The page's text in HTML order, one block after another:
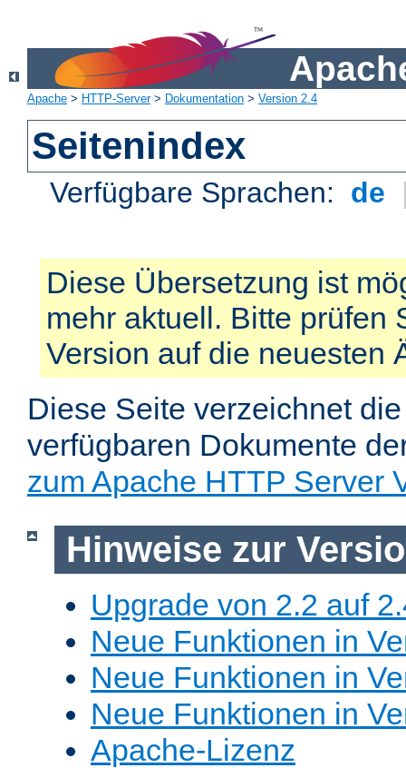
Apache > HTTP-Server> Dokumentation > Version 2.4
Seitenindex
Verfügbare Sprachen: de
Diese Übersetzung ist
mehr aktuell. Bitte prüfen
Version auf die neuesten
Diese Seite verzeichnet
verfügbaren Dokumente
zum Apache HTTP Server
Hinweise zur
Upgrade von 2.2 auf
Neue Funktionen in
Neue Funktionen in
Neue Funktionen in
Apache-Lizenz